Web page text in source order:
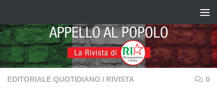
EDITORIALE QUOTIDIANO / RIVISTA 0